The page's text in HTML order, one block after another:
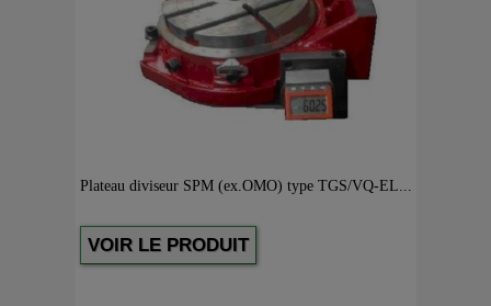
Plateau diviseur SPM (ex.OMO) type TGS/VQ-EL...
VOIR LE PRODUIT